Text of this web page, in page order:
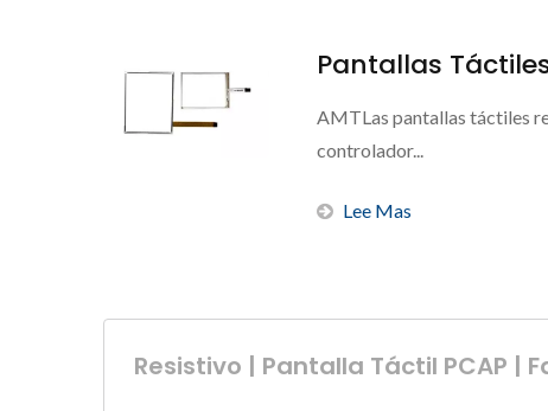
Pantallas
AMTLas pantallas táctiles
controlador...
Lee Mas
Resistivo | Pantalla Táctil PCAP |